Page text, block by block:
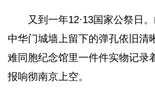
又到一年12·13国家公祭日
中华门城墙上留下的弹孔依旧清
难同胞纪念馆里一件件实物记录
报响彻南京上空。